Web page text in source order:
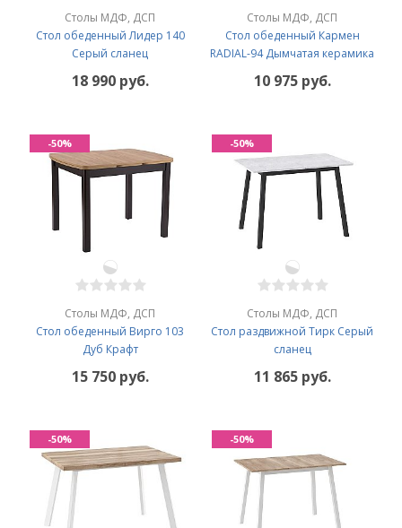
Столы МДФ, ДСП
Стол обеденный Лидер 140
Серый сланец
18 990 руб.
Столы МДФ, ДСП
Стол обеденный Кармен
RADIAL-94 Дымчатая керамика
10 975 руб.
Столы МДФ, ДСП
Стол обеденный Вирго 103
Дуб Крафт
15 750 руб.
-50%
Столы МДФ, ДСП
Стол раздвижной Тирк Серый
сланец
11 865 руб.
-50%
-50% -50%